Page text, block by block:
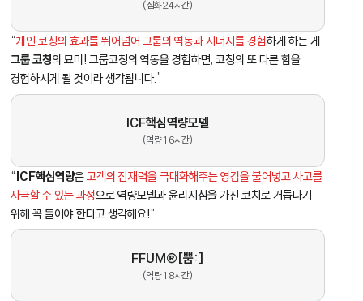
(심화 24시간)
“개인 코칭의 효과를 뛰어넘어 그룹의 역동과 시너지를 경험하게 하는 게
그룹 코칭의 묘미! 그룹코칭의 역동을 경험하면, 코칭의 또 다른 힘을
경험하시게 될 것이라 생각됩니다.”
ICF핵심역량모델
(역량 16시간)
“ICF핵심역량은고객의 잠재력을 극대화해주는 영감을 불어넣고 사고를
자극할 수 있는 과정으로 역량모델과 윤리지침을 가진 코치로 거듭나기
위해 꼭 들어야 한다고 생각해요!“
FFUM®[뿜:]
(역량 18시간)